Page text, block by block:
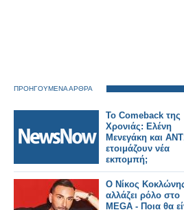
ΠΡΟΗΓΟΥΜΕΝΑ ΑΡΘΡΑ
Το Comeback της
Χρονιάς: Ελένη
Μενεγάκη και
ετοιμάζουν νέα
εκπομπή;
Ο Νίκος
αλλάζει ρόλο στο
MEGA - Ποια θα